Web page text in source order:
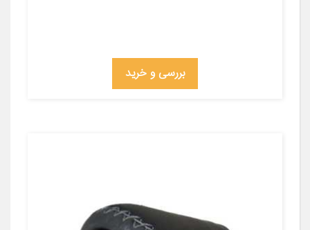
بررسی و خرید